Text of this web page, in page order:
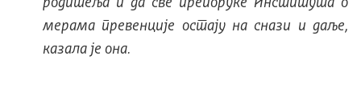
родитеља и да све препоруке Института о
мерама превенције остају на снази и даље,
казала је она.